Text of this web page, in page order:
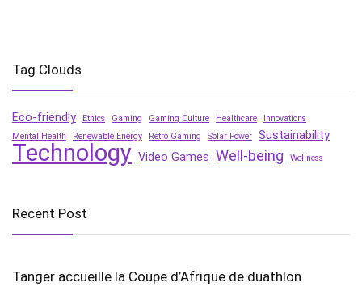
Tag Clouds
Eco-friendly Ethics Gaming Gaming Culture Healthcare
Innovations
Mental Health
Renewable Energy Retro Gaming Solar Power Sustainability
Technology Video Games Well-being Wellness
Recent Post
Tanger accueille la Coupe d’Afrique de duathlon